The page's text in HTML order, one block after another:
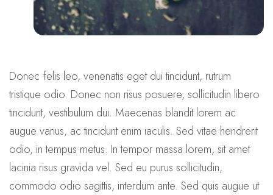
Donec felis leo, venenatis eget dui tincidunt, rutrum
tristique odio. Donec non risus posuere, sollicitudin libero
tincidunt, vestibulum dui. Maecenas blandit lorem ac
augue varius, ac tincidunt enim iaculis. Sed vitae hendrerit
odio, in tempus metus. In tempor massa lorem, sit amet
lacinia risus gravida vel. Sed eu purus sollicitudin,
commodo odio sagittis, interdum ante. Sed quis augue ut